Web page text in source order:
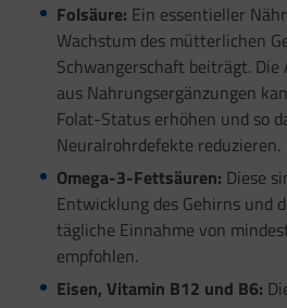
Folsäure: Ein essentieller
Wachstum des mütterlichen
Schwangerschaft beiträgt.
aus Nahrungsergänzungen
Folat-Status erhöhen und so
Neuralrohrdefekte reduzieren.
Omega-3-Fettsäuren: Diese
Entwicklung des Gehirns und
tägliche Einnahme von
empfohlen.
Eisen, Vitamin B12 und B6: